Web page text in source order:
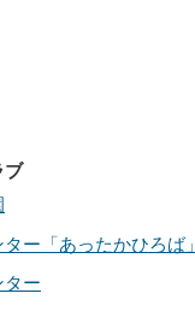
ブ
ー「あったかひろば」
ター